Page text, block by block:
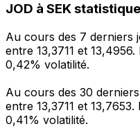
JOD à SEK
Au cours des 7 derniers
entre 13,3711 et
0,42% volatilité.
Au cours des 30
entre 13,3711 et
0,41% volatilité.